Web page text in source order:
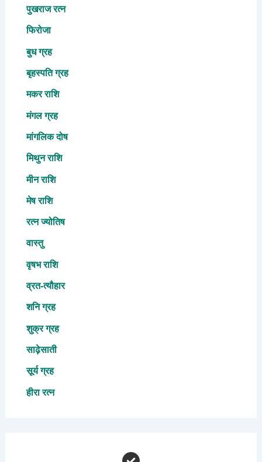
पुखराज रत्न
फिरोजा
बुध ग्रह
बृहस्पति ग्रह
मकर राशि
मंगल ग्रह
मांगलिक दोष
मिथुन राशि
मीन राशि
मेष राशि
रत्न ज्योतिष
वास्तु
वृषभ राशि
व्रत-त्यौहार
शनि ग्रह
शुक्र ग्रह
साढ़ेसाती
सूर्य ग्रह
हीरा रत्न